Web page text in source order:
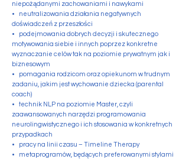
niepożądanymi zachowaniami i nawykami
• neutralizowania działania negatywnych
doświadczeń z przeszłości
• podejmowania dobrych decyzji i skutecznego
motywowania siebie i innych poprzez konkretne
wyznaczanie celów tak na poziomie prywatnym jak i
biznesowym
• pomagania rodzicom oraz opiekunom w trudnym
zadaniu, jakim jest wychowanie dziecka (parental
coach)
• technik NLP na poziomie Master, czyli
zaawansowanych narzędzi programowania
neurolingwistycznego i ich stosowania w konkretnych
przypadkach
• pracy na linii czasu – Timeline Therapy
• metaprogramów, będących preferowanymi stylami